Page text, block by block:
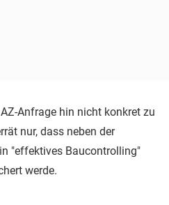
Anfrage hin nicht konkret zu
nur, dass neben der
"effektives Baucontrolling"
werde.